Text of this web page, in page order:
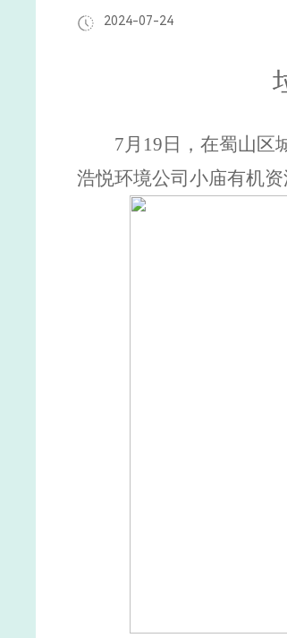
2024-07-24
7 月 19 日 ，在蜀山区
浩悦环境公司 小庙有机